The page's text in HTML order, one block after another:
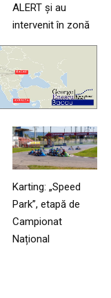
ALERT și au
intervenit în zonă
Karting: „Speed
Park”, etapă de
Campionat
Național